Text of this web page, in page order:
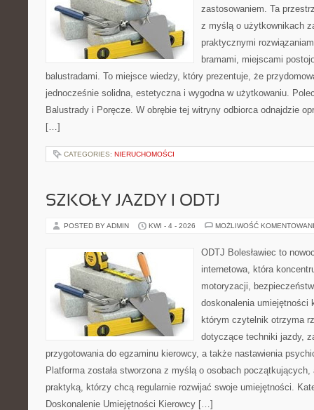
zastosowaniem. Ta
z myślą o użytkownikach
praktycznymi
bramami, miejscami
balustradami. To miejsce wiedzy, który prezentuje, że
jednocześnie solidna, estetyczna i wygodna w użytkowaniu.
Balustrady i Poręcze. W obrębie tej witryny odbiorca odnajdzie
[…]
CATEGORIES: NIERUCHOMOŚCI
SZKOŁY JAZDY I ODTJ
POSTED BY ADMIN KWI - 4 - 2026 MOŻLIWOŚĆ
ODTJ Bolesławiec to
internetowa, która
motoryzacji,
doskonalenia umiejętności
którym czytelnik otrzyma
dotyczące techniki jazdy,
przygotowania do egzaminu kierowcy, a także nastawienia
Platforma została stworzona z myślą o osobach
praktyką, którzy chcą regularnie rozwijać swoje umiejętności.
Doskonalenie Umiejętności Kierowcy […]